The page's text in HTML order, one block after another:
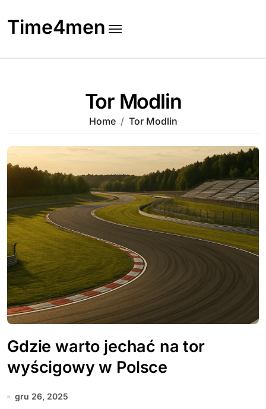
to
content
Time4men
Tor Modlin
Home Tor Modlin
Gdzie warto jechać na tor
wyścigowy w Polsce
gru 26, 2025